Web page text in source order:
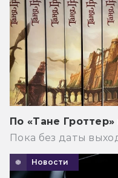
По «Тане
Пока без даты
Новости